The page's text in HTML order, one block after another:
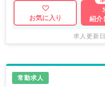
お気に入り
紹介
求人更新
常勤求人